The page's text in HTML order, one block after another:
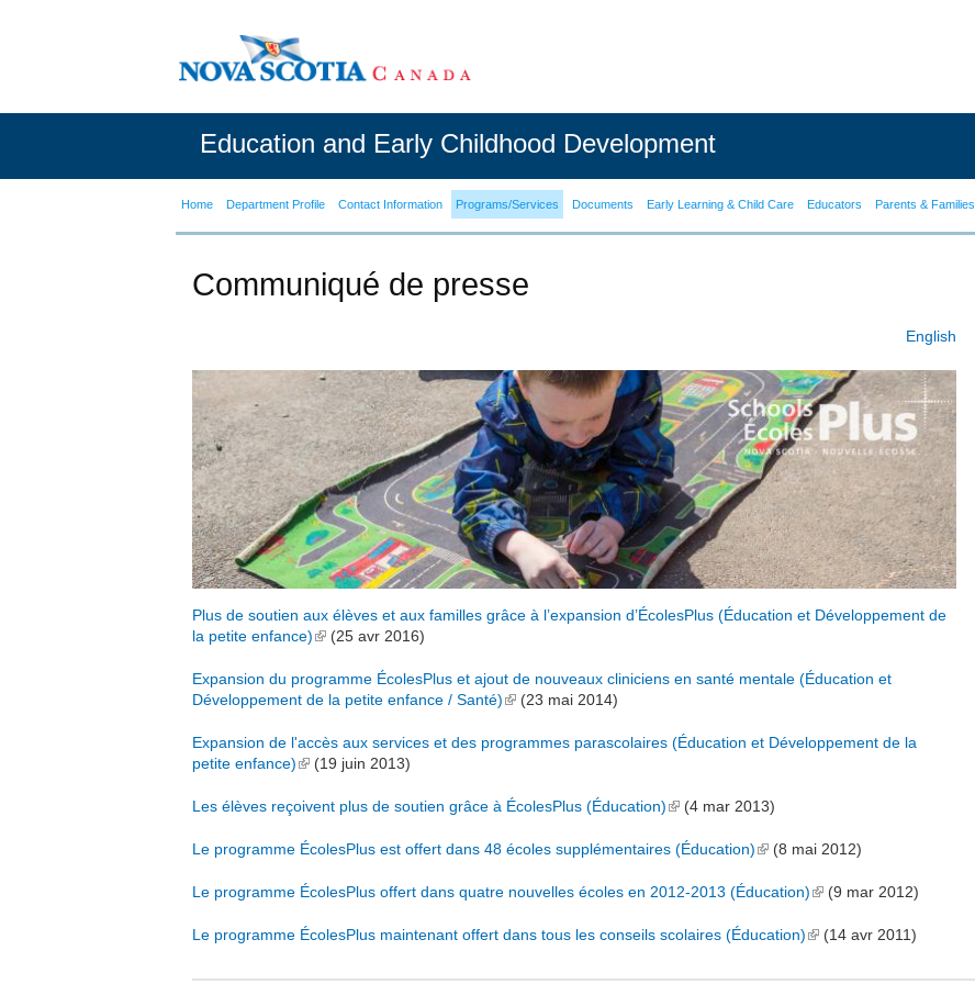
Education and Early Childhood Development
Home Department Profile Contact Information Programs/Services Documents Early Learning & Child Care Educators Parents & Families
Communiqué de presse
English
Plus de soutien aux élèves et aux familles grâce à l’expansion d’ÉcolesPlus (Éducation et Développement de
la petite enfance)(link is external)
(25 avr 2016)
Expansion du programme ÉcolesPlus et ajout de nouveaux cliniciens en santé mentale (Éducation et
Développement de la petite enfance / Santé)(link is external)
(23 mai 2014)
Expansion de l'accès aux services et des programmes parascolaires (Éducation et Développement de la
petite enfance)(link is external)
(19 juin 2013)
Les élèves reçoivent plus de soutien grâce à ÉcolesPlus (Éducation)(link is external)
(4 mar 2013)
Le programme ÉcolesPlus est offert dans 48 écoles supplémentaires (Éducation)(link is external)
(8 mai 2012)
Le programme ÉcolesPlus offert dans quatre nouvelles écoles en 2012-2013 (Éducation)(link is external)
(9 mar 2012)
Le programme ÉcolesPlus maintenant offert dans tous les conseils scolaires (Éducation)(link is external)
(14 avr 2011)